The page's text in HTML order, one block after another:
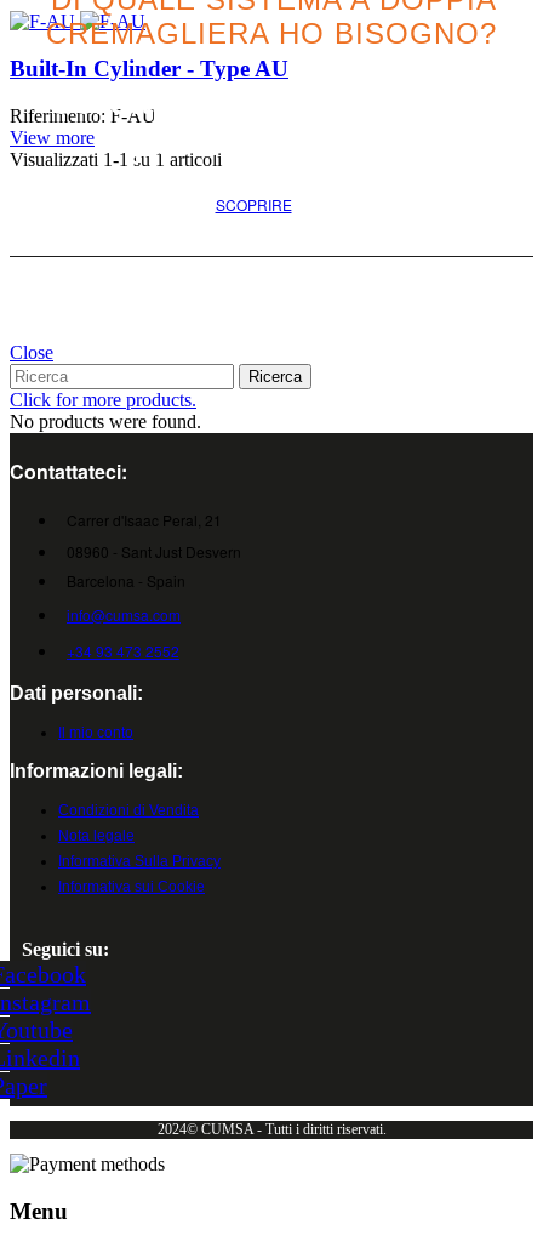
Built-In Cylinder - Type AU
Riferimento: F-AU
View more
Visualizzati 1-1 su 1 articoli
CREMAGLIERA HO BISOGNO?
Cercate l'opzione migliore
per il vostro progetto
SCOPRIRE
Close
Ricerca
Click for more products.
No products were found.
Contattateci:
Carrer d'Isaac Peral, 21
08960 - Sant Just Desvern
Barcelona - Spain
info@cumsa.com
+34 93 473 2552
Dati personali:
Il mio conto
Informazioni legali:
Condizioni di Vendita
Nota legale
Informativa Sulla Privacy
Informativa sui Cookie
Seguici su:
2024© CUMSA - Tutti i diritti riservati.
Menu